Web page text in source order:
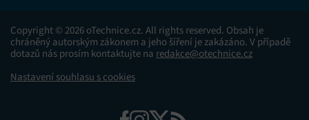
zařízení na základě automaticky přenášených
informací.
Zajištění bezpečnosti, předcházení a zjišťování
voleb ochrany osobních údajů.
Copyright © 2026 oTechnice.cz. All rights reserved. Obsah je
chráněný autorským zákonem a jeho šíření je zakázáno. V případě
dotazů nás prosím kontaktujte na redakce@otechnice.cz
Nastavení souhlasu s cookies